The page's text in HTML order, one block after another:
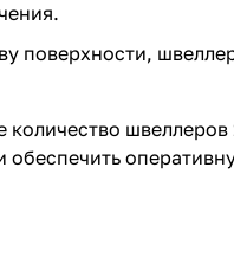
поверхности,